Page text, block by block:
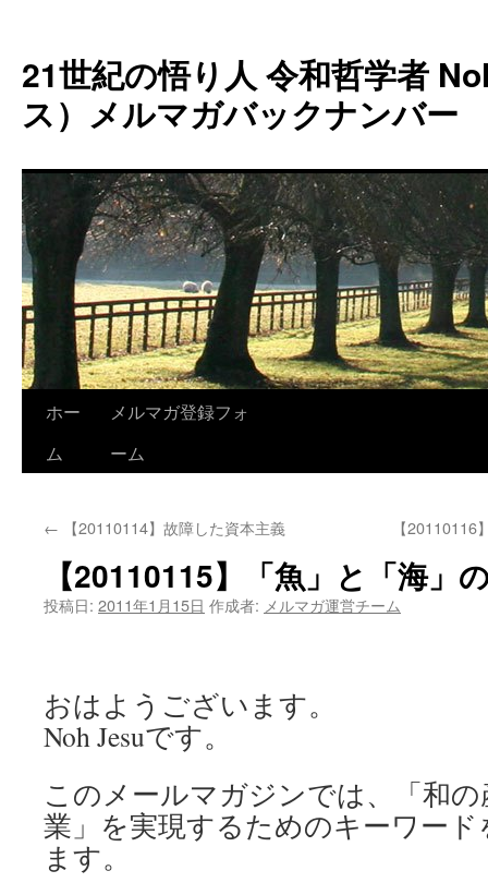
テ
ン
ツ
へ
キ
ッ
プ
21世紀の悟り人 令和哲学者
ス）メルマガバックナンバー
ホー
ム
メルマガ登録フォ
ーム
← 【20110114】故障した資本主義 【
【20110115】「魚」と「海」
投稿日: 2011年1月15日 作成者: メルマガ運営チーム
おはようございます。
Noh Jesuです。
このメールマガジンでは、「和
業」を実現するためのキーワー
ます。